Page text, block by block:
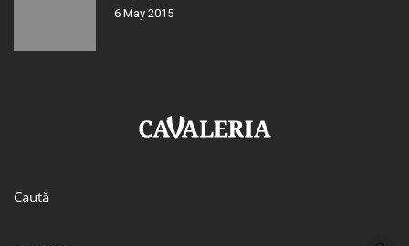
6 May 2015
Caută